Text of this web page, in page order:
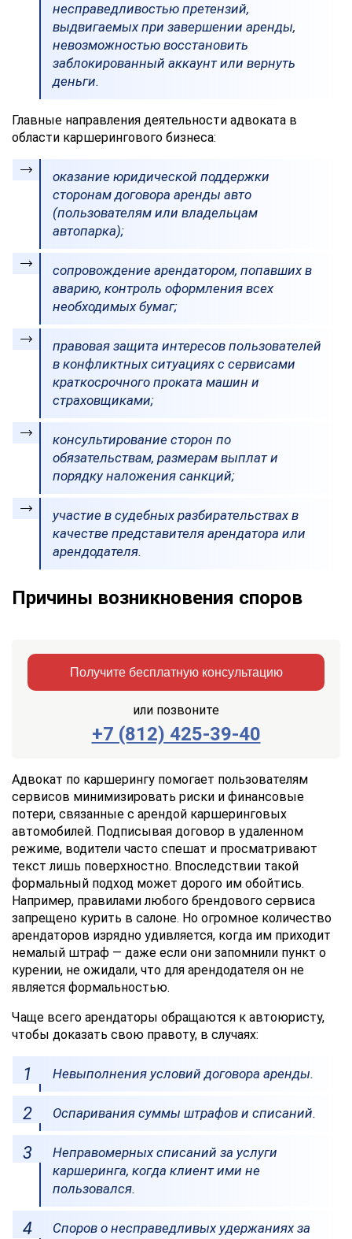
несправедливостью претензий,
выдвигаемых при завершении аренды,
невозможностью восстановить
заблокированный аккаунт или вернуть
деньги.
Главные направления деятельности адвоката в
области каршерингового бизнеса:
оказание юридической поддержки
сторонам договора аренды авто
(пользователям или владельцам
автопарка);
сопровождение арендатором, попавших в
аварию, контроль оформления всех
необходимых бумаг;
правовая защита интересов пользователей
в конфликтных ситуациях с сервисами
краткосрочного проката машин и
страховщиками;
консультирование сторон по
обязательствам, размерам выплат и
порядку наложения санкций;
участие в судебных разбирательствах в
качестве представителя арендатора или
арендодателя.
Причины возникновения споров
Получите бесплатную консультацию
или позвоните
+7 (812) 425-39-40
Заказать
Отправляя
данные,
Вы
соглашаетесь
с
Правилами
персональных
данных
Адвокат по каршерингу помогает пользователям
сервисов минимизировать риски и финансовые
потери, связанные с арендой каршеринговых
автомобилей. Подписывая договор в удаленном
режиме, водители часто спешат и просматривают
текст лишь поверхностно. Впоследствии такой
формальный подход может дорого им обойтись.
Например, правилами любого брендового сервиса
запрещено курить в салоне. Но огромное количество
арендаторов изрядно удивляется, когда им приходит
немалый штраф — даже если они запомнили пункт о
курении, не ожидали, что для арендодателя он не
является формальностью.
Чаще всего арендаторы обращаются к автоюристу,
чтобы доказать свою правоту, в случаях:
Невыполнения условий договора аренды.
Оспаривания суммы штрафов и списаний.
Неправомерных списаний за услуги
каршеринга, когда клиент ими не
пользовался.
Споров о несправедливых удержаниях за